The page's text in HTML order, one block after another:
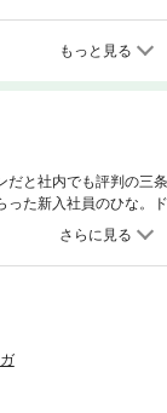
もっと見る
だと社内でも評判の三
った新入社員のひな。
とひなを罵倒!!2人はド
だが……。ある日、ひ
一つで息子を育ててき
に「急だけど新婚旅行
いきなり入ってきたの
私のお兄ちゃん!!??」上